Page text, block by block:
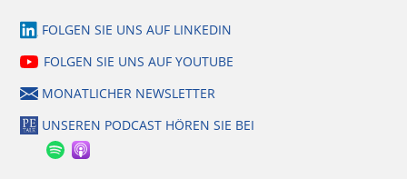
FOLGEN SIE UNS AUF LINKEDIN
FOLGEN SIE UNS AUF YOUTUBE
MONATLICHER NEWSLETTER
UNSEREN PODCAST HÖREN SIE BEI